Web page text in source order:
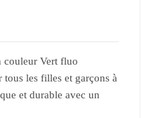
couleur Vert fluo
les filles et garçons à
et durable avec un